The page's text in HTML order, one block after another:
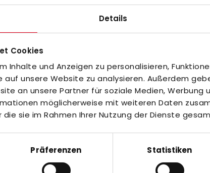
Details
Cookies
Inhalte und Anzeigen zu personalisieren,
auf unsere Website zu analysieren. Außerdem
an unsere Partner für soziale Medien, Werbung
möglicherweise mit weiteren Daten
sie im Rahmen Ihrer Nutzung der Dienste
Präferenzen Statistiken
für junge Hockeyspieler, die bis zu 3 Schläger,
aus strapazierfähigem Tarpaulin, bietet diese
praktische Fächer für Schienbeinschoner und andere
Wertsachen ermöglicht, ohne dass du die Tasche abnehmen
oderAlle auswählen